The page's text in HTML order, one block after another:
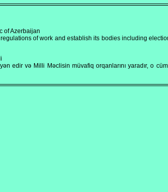
of Azerbaijan
of work and establish its bodies including
edir və Milli Məclisin müvafiq orqanlarını yaradır, o